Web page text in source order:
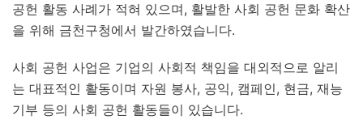
공헌 활동 사례가 적혀 있으며, 활발한 사회 공헌 문화 확산
을 위해 금천구청에서 발간하였습니다.
사회 공헌 사업은 기업의 사회적 책임을 대외적으로 알리
는 대표적인 활동이며 자원 봉사, 공익, 캠페인, 현금, 재능
기부 등의 사회 공헌 활동들이 있습니다.